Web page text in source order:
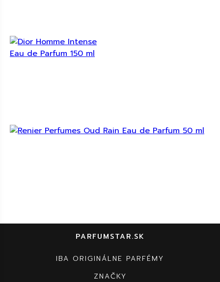
PARFUMSTAR.SK
IBA ORIGINÁLNE PARFÉMY
ZNAČKY